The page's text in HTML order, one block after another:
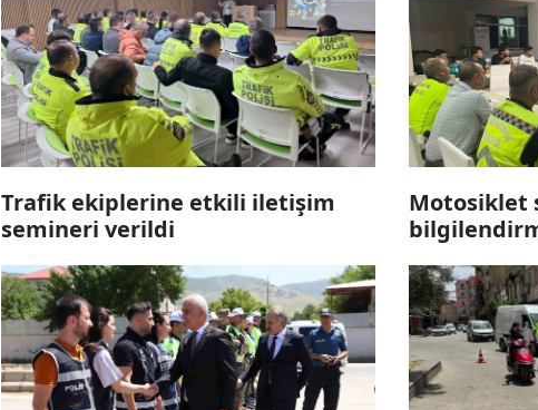
Trafik ekiplerine etkili iletişim
semineri verildi
Motosiklet